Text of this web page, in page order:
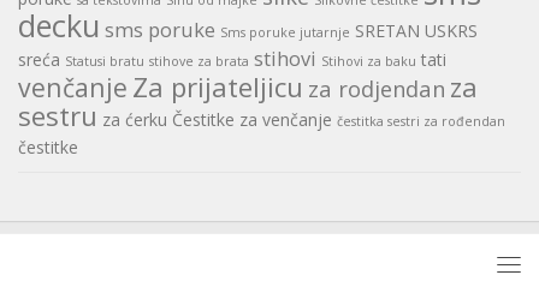
decku sms poruke Sms poruke jutarnje SRETAN USKRS
sreća Statusi bratu stihove za brata stihovi Stihovi za baku tati
venčanje Za prijateljicu za rodjendan za
sestru za ćerku Čestitke za venčanje čestitka sestri za rođendan
čestitke